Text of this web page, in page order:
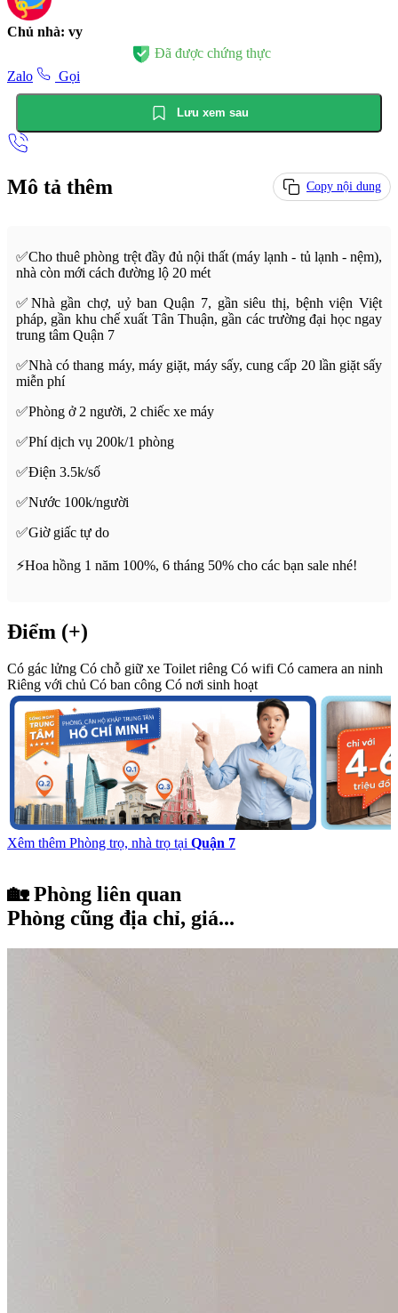
Chủ nhà: vy
Đã được chứng thực
Zalo
Gọi
Lưu xem sau
Mô tả thêm Copy nội dung
✅Cho thuê phòng trệt đầy đủ nội thất (máy lạnh - tủ lạnh - nệm),
nhà còn mới cách đường lộ 20 mét
✅Nhà gần chợ, uỷ ban Quận 7, gần siêu thị, bệnh viện Việt
pháp, gần khu chế xuất Tân Thuận, gần các trường đại học ngay
trung tâm Quận 7
✅Nhà có thang máy, máy giặt, máy sấy, cung cấp 20 lần giặt sấy
miễn phí
✅Phòng ở 2 người, 2 chiếc xe máy
✅Phí dịch vụ 200k/1 phòng
✅Điện 3.5k/số
✅Nước 100k/người
✅Giờ giấc tự do
⚡️Hoa hồng 1 năm 100%, 6 tháng 50% cho các bạn sale nhé!
Điểm (+)
Có gác lửng Có chỗ giữ xe Toilet riêng Có wifi Có camera an ninh
Riêng với chủ Có ban công Có nơi sinh hoạt
Xêm thêm Phòng trọ, nhà trọ tại Quận 7
🏡 Phòng liên quan
Phòng cũng địa chỉ, giá...